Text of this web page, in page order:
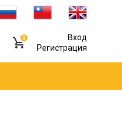
0
Вход
Регистрация